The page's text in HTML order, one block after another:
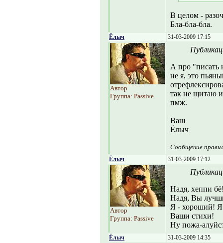
В целом -
Бла-бла-бла.
Ёлыч 31-03-2009 17:15
Автор
Группа: Passive
А про "писать
не я, это
так не щитаю
пмж.
Ваш
Ёлыч
Сообщение
Ёлыч 31-03-2009 17:12
Автор
Группа: Passive
Надя, хеппи
Надя, Вы
Я - хороший! Я
Ваши стихи!
Ну пожа-
Ёлыч 31-03-2009 14:35